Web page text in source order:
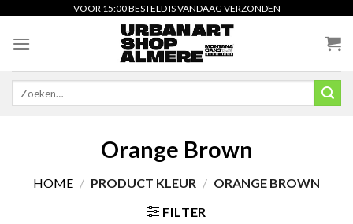
content
VOOR 15:00 BESTELD IS VANDAAG VERZONDEN
Orange Brown
HOME / PRODUCT KLEUR / ORANGE BROWN
FILTER